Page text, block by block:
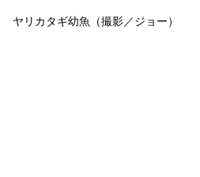
ヤリカタギ幼魚（撮影／ジョー）